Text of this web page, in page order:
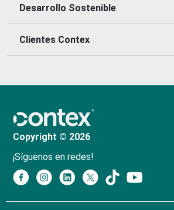
Desarrollo Sostenible
Clientes Contex
Copyright © 2026
¡Síguenos en redes!